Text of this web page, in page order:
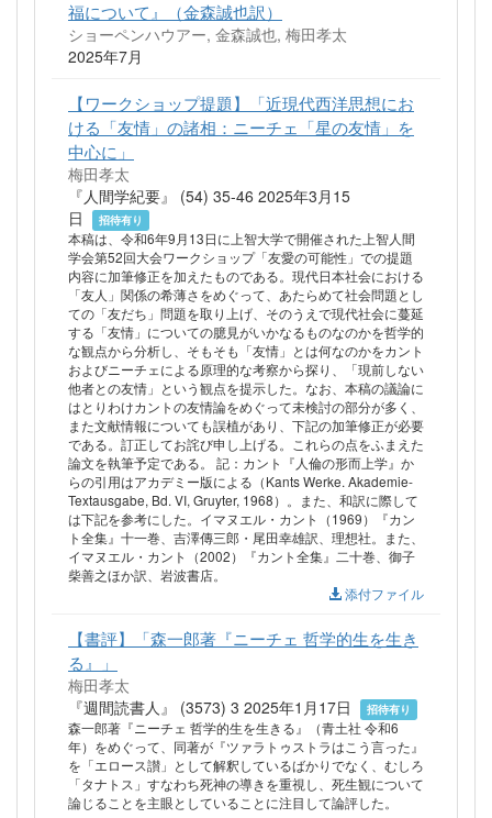
福について』（金森誠也訳）
ショーペンハウアー, 金森誠也, 梅田孝太
2025年7月
【ワークショップ提題】「近現代西洋思想にお
ける「友情」の諸相：ニーチェ「星の友情」を
中心に」
梅田孝太
『人間学紀要』 (54) 35-46 2025年3月15
日
招待有り
本稿は、令和6年9月13日に上智大学で開催された上智人間
学会第52回大会ワークショップ「友愛の可能性」での提題
内容に加筆修正を加えたものである。現代日本社会における
「友人」関係の希薄さをめぐって、あたらめて社会問題とし
ての「友だち」問題を取り上げ、そのうえで現代社会に蔓延
する「友情」についての臆見がいかなるものなのかを哲学的
な観点から分析し、そもそも「友情」とは何なのかをカント
およびニーチェによる原理的な考察から探り、「現前しない
他者との友情」という観点を提示した。なお、本稿の議論に
はとりわけカントの友情論をめぐって未検討の部分が多く、
また文献情報についても誤植があり、下記の加筆修正が必要
である。訂正してお詫び申し上げる。これらの点をふまえた
論文を執筆予定である。 記：カント『人倫の形而上学』か
らの引用はアカデミー版による（Kants Werke. Akademie-
Textausgabe, Bd. VI, Gruyter, 1968）。また、和訳に際して
は下記を参考にした。イマヌエル・カント（1969）『カン
ト全集』十一巻、吉澤傳三郎・尾田幸雄訳、理想社。また、
イマヌエル・カント（2002）『カント全集』二十巻、御子
柴善之ほか訳、岩波書店。
添付ファイル
【書評】「森一郎著『ニーチェ 哲学的生を生き
る』」
梅田孝太
『週間読書人』 (3573) 3 2025年1月17日
招待有り
森一郎著『ニーチェ 哲学的生を生きる』（青土社 令和6
年）をめぐって、同著が『ツァラトゥストラはこう言った』
を「エロース讃」として解釈しているばかりでなく、むしろ
「タナトス」すなわち死神の導きを重視し、死生観について
論じることを主眼としていることに注目して論評した。